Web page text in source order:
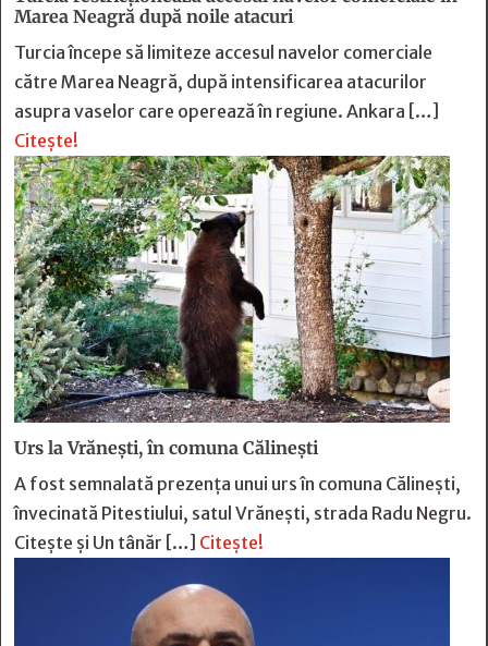
Marea Neagră după noile atacuri
Turcia începe să limiteze accesul navelor comerciale
către Marea Neagră, după intensificarea atacurilor
asupra vaselor care operează în regiune. Ankara […]
Citește!
Urs la Vrănești, în comuna Călinești
A fost semnalată prezența unui urs în comuna Călinești,
învecinată Pitestiului, satul Vrănești, strada Radu Negru.
Citește și Un tânăr […] Citește!